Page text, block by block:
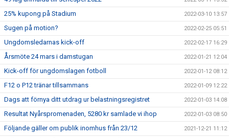
25% kupong på Stadium 2022-03-10 13:57
Sugen på motion? 2022-02-25 05:51
Ungdomsledarnas kick-off 2022-02-17 16:29
Årsmöte 24 mars i damstugan 2022-01-21 12:04
Kick-off för ungdomslagen fotboll 2022-01-12 08:12
F12 o P12 tränar tillsammans 2022-01-09 12:22
Dags att förnya ditt utdrag ur belastningsregistret 2022-01-03 14:08
Resultat Nyårspromenaden, 5280 kr samlade vi ihop 2022-01-03 08:50
Följande gäller om publik inomhus från 23/12 2021-12-21 11:12